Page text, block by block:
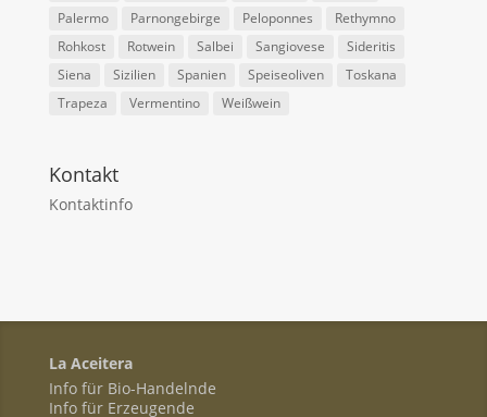
Palermo
Parnongebirge Peloponnes
Rethymno
Rohkost
Rotwein Salbei Sangiovese
Sideritis
Siena
Sizilien Spanien Speiseoliven
Toskana
Trapeza
Vermentino Weißwein
Kontakt
Kontaktinfo
La Aceitera
Info für Bio-Handelnde
Info für Erzeugende